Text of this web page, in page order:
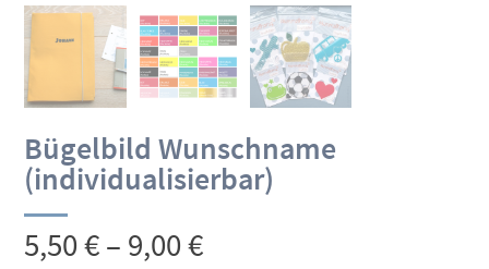
Bügelbild Wunschname
(individualisierbar)
5,50€– 9,00€Preisspanne: